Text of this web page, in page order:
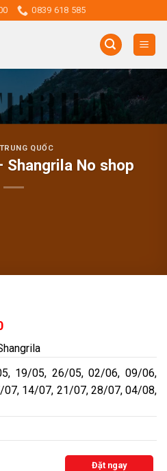
0839 618 585
QUỐC
Shangrila No shop
19/05, 26/05, 02/06, 09/06,
14/07, 21/07, 28/07, 04/08,
Đặt ngay